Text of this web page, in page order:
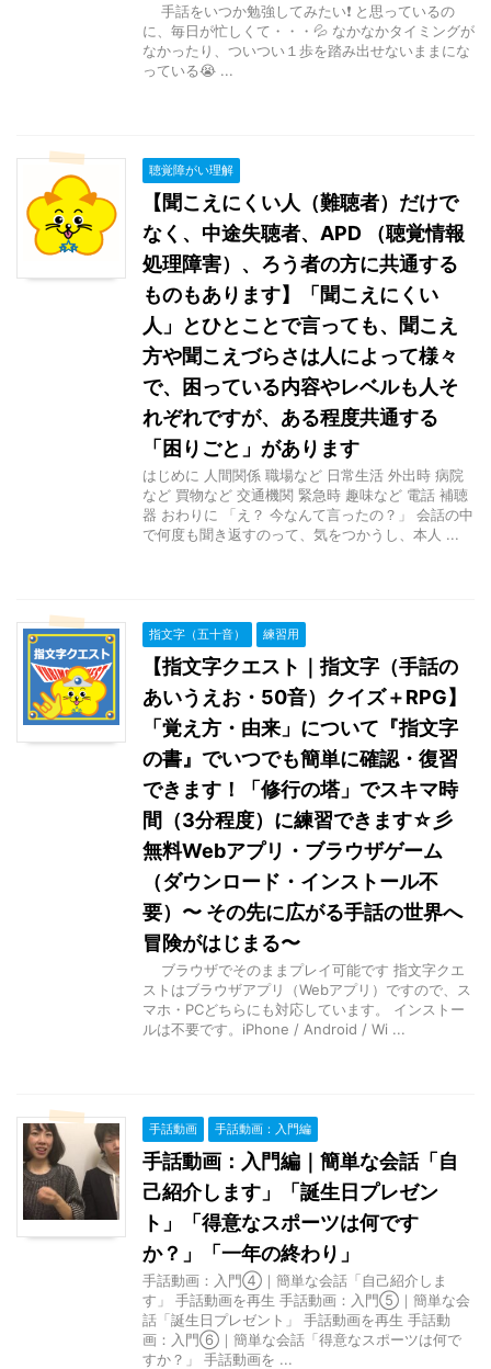
手話をいつか勉強してみたい❗ と思っているの
に、毎日が忙しくて・・・💦 なかなかタイミングが
なかったり、ついつい１歩を踏み出せないままにな
っている😭 ...
聴覚障がい理解
【聞こえにくい人（難聴者）だけで
なく、中途失聴者、APD （聴覚情報
処理障害）、ろう者の方に共通する
ものもあります】「聞こえにくい
人」とひとことで言っても、聞こえ
方や聞こえづらさは人によって様々
で、困っている内容やレベルも人そ
れぞれですが、ある程度共通する
「困りごと」があります
はじめに 人間関係 職場など 日常生活 外出時 病院
など 買物など 交通機関 緊急時 趣味など 電話 補聴
器 おわりに 「え？ 今なんて言ったの？」 会話の中
で何度も聞き返すのって、気をつかうし、本人 ...
指文字（五十音） 練習用
【指文字クエスト｜指文字（手話の
あいうえお・50音）クイズ＋RPG】
「覚え方・由来」について『指文字
の書』でいつでも簡単に確認・復習
できます！「修行の塔」でスキマ時
間（3分程度）に練習できます☆彡
無料Webアプリ・ブラウザゲーム
（ダウンロード・インストール不
要）〜 その先に広がる手話の世界へ
冒険がはじまる〜
ブラウザでそのままプレイ可能です 指文字クエ
ストはブラウザアプリ（Webアプリ）ですので、ス
マホ・PCどちらにも対応しています。 インストー
ルは不要です。iPhone / Android / Wi ...
手話動画 手話動画：入門編
手話動画：入門編｜簡単な会話「自
己紹介します」「誕生日プレゼン
ト」「得意なスポーツは何です
か？」「一年の終わり」
手話動画：入門④｜簡単な会話「自己紹介しま
す」 手話動画を再生 手話動画：入門⑤｜簡単な会
話「誕生日プレゼント」 手話動画を再生 手話動
画：入門⑥｜簡単な会話「得意なスポーツは何で
すか？」 手話動画を ...